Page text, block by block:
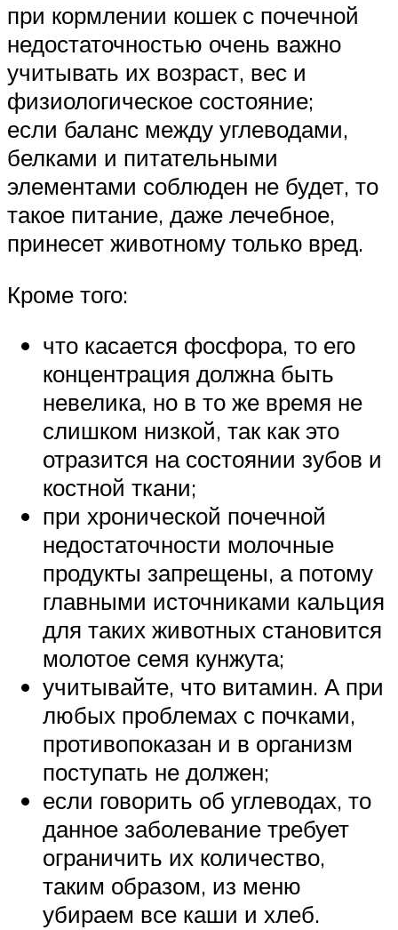
при кормлении кошек с почечной
недостаточностью очень важно
учитывать их возраст, вес и
физиологическое состояние;
если баланс между углеводами,
белками и питательными
элементами соблюден не будет, то
такое питание, даже лечебное,
принесет животному только вред.
Кроме того:
что касается фосфора, то его
концентрация должна быть
невелика, но в то же время не
слишком низкой, так как это
отразится на состоянии зубов и
костной ткани;
при хронической почечной
недостаточности молочные
продукты запрещены, а потому
главными источниками кальция
для таких животных становится
молотое семя кунжута;
учитывайте, что витамин. А при
любых проблемах с почками,
противопоказан и в организм
поступать не должен;
если говорить об углеводах, то
данное заболевание требует
ограничить их количество,
таким образом, из меню
убираем все каши и хлеб.